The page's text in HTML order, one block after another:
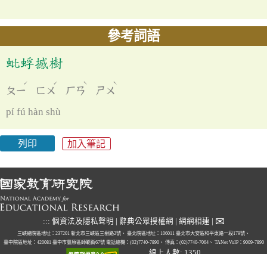
參考詞語
蚍蜉撼樹
ㄆㄧ
ˊ
ㄈㄨ
ˊ
ㄏㄢ
ˋ
ㄕㄨ
ˋ
pí fú hàn shù
列印 加入筆記
::: 個資法及隱私聲明 | 辭典公眾授權網 | 網網相連 | ✉
三峽總院區地址：237201 新北市三峽區三樹路2號、 臺北院區地址：106011 臺北市大安區和平東路一段179號、
臺中院區地址：420081 臺中市豐原區師範街67號 電話總機：(02)7740-7890、 傳真：(02)7740-7064、 TANet VoIP：9009-7890